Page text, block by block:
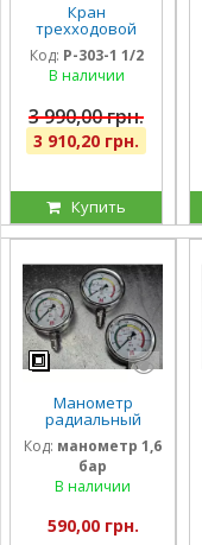
Кран
трехходовой
гидравлический
Badestnost G1
1/2, 1 1/2 дюйма,
мин
Код: P-303-1 1/2
В наличии
3 990,00 грн.
3 910,20 грн.
Купить
Манометр
радиальный
глицириновый
виброустойчивый
63мм 1,6 Бар
Италия
Код: манометр 1,6
бар
В наличии
590,00 грн.